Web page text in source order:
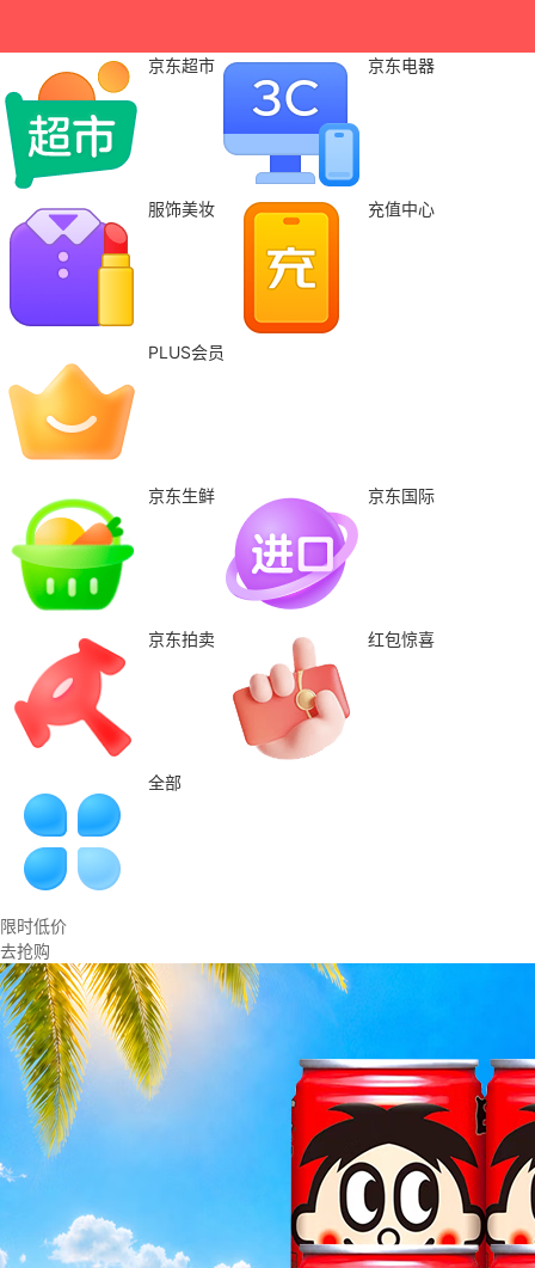
京东超市 京东电器
服饰美妆 充值中心
PLUS会员
京东生鲜 京东国际
京东拍卖 红包惊喜
全部
限时低价
去抢购